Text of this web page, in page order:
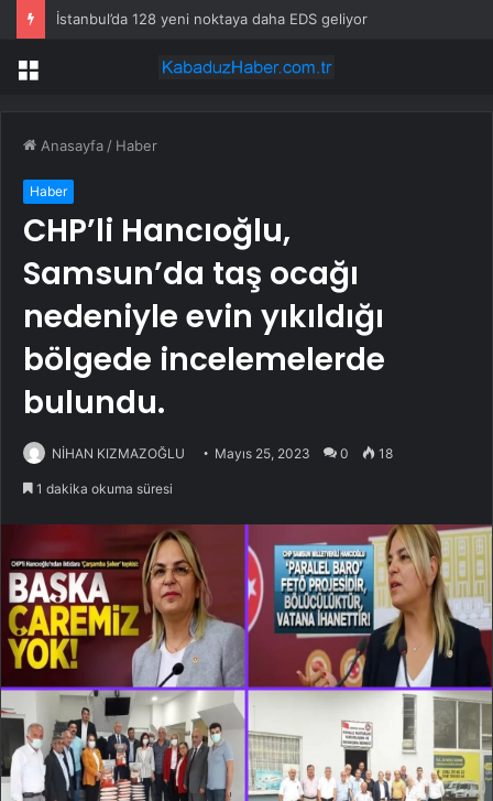
İstanbul’da 128 yeni noktaya daha EDS geliyor
Menü
Anasayfa / Haber
Haber
CHP’li Hancıoğlu,
Samsun’da taş ocağı
nedeniyle evin yıkıldığı
bölgede incelemelerde
bulundu.
NİHAN KIZMAZOĞLU Mayıs 25, 2023 0 18
1 dakika okuma süresi